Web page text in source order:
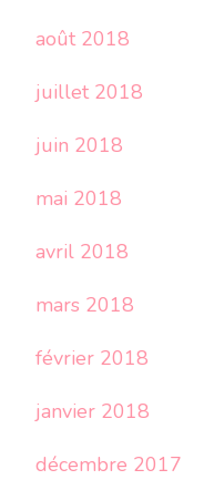
août 2018
juillet 2018
juin 2018
mai 2018
avril 2018
mars 2018
février 2018
janvier 2018
décembre 2017